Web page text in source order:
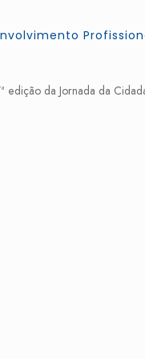
edição da Jornada da